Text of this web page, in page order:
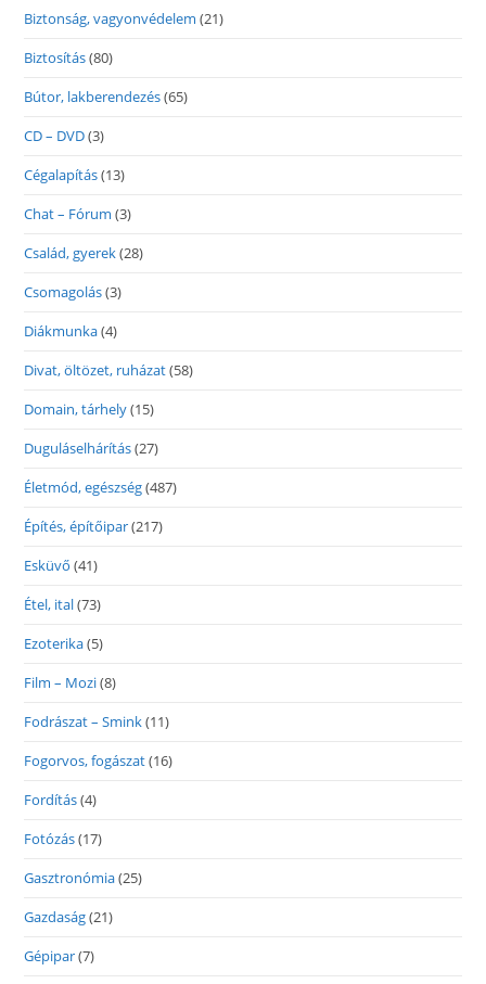
Biztonság, vagyonvédelem (21)
Biztosítás(80)
Bútor, lakberendezés(65)
CD – DVD(3)
Cégalapítás(13)
Chat – Fórum (3)
Család, gyerek(28)
Csomagolás(3)
Diákmunka(4)
Divat, öltözet, ruházat(58)
Domain, tárhely(15)
Duguláselhárítás(27)
Életmód, egészség(487)
Építés, építőipar(217)
Esküvő (41)
Étel, ital(73)
Ezoterika(5)
Film – Mozi(8)
Fodrászat – Smink(11)
Fogorvos, fogászat(16)
Fordítás(4)
Fotózás(17)
Gasztronómia(25)
Gazdaság(21)
Gépipar(7)